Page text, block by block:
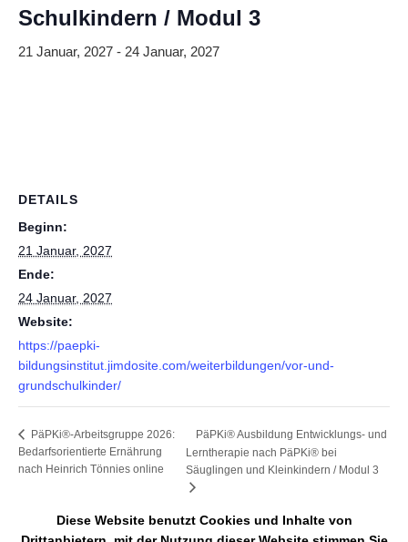
Diese Website benutzt Cookies und Inhalte von
Schulkindern / Modul 3
21 Januar, 2027 - 24 Januar, 2027
DETAILS
Beginn:
21 Januar, 2027
Ende:
24 Januar, 2027
Website:
https://paepki-
bildungsinstitut.jimdosite.com/weiterbildungen/vor-und-
grundschulkinder/
PäPKi®-Arbeitsgruppe 2026:
Bedarfsorientierte Ernährung
nach Heinrich Tönnies online
PäPKi® Ausbildung Entwicklungs- und
Lerntherapie nach PäPKi® bei
Säuglingen und Kleinkindern / Modul 3